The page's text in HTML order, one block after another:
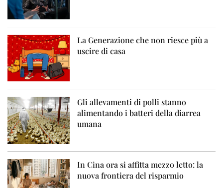
La Generazione che non riesce più a
uscire di casa
Gli allevamenti di polli stanno
alimentando i batteri della diarrea
umana
In Cina ora si affitta mezzo letto: la
nuova frontiera del risparmio